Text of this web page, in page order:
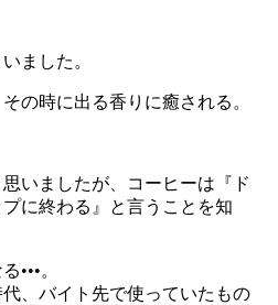
ました。
の時に出る香りに癒される。
いましたが、コーヒーは『ド
に終わる』と言うことを知
•••。
、バイト先で使っていたもの